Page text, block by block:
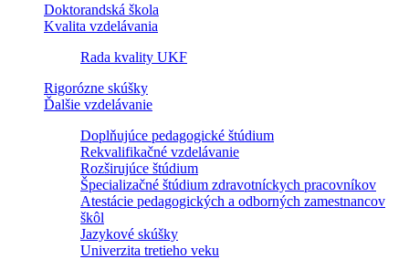
Doktorandská škola
Kvalita vzdelávania
Rada kvality UKF
Rigorózne skúšky
Ďalšie vzdelávanie
Doplňujúce pedagogické štúdium
Rekvalifikačné vzdelávanie
Rozširujúce štúdium
Špecializačné štúdium zdravotníckych pracovníkov
Atestácie pedagogických a odborných zamestnancov
škôl
Jazykové skúšky
Univerzita tretieho veku